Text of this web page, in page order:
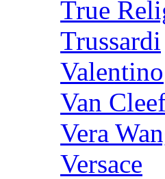
True
Trussardi
Valentino
Van
Vera
Versace